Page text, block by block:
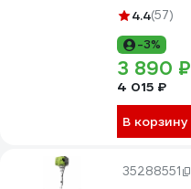
4.4(57)
-3%
3 890 ₽
4 015 ₽
В корзину
35288551